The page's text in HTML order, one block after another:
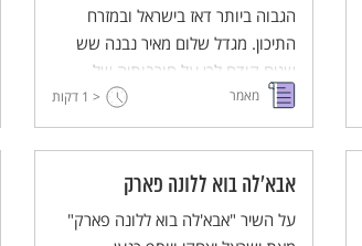
הגבוה ביותר דאז בישראל ובמזרח
התיכון. מגדל שלום מאיר נבנה שש
שנים קודם לכן על חורבותיה של
הגימנסיה הרצליה. מדוע נבנה מגדל
שלום? למה נקרא כך? איך כל זה קשור
למועצה לשימור אתרים?
ומתי מגדל שלום איבד את הבכורה
בתור המגדל הגבוה ביותר במדינה?
מאמר < 1 דקות
אבא'לה בוא ללונה פארק
על השיר "אבא'לה בוא ללונה פארק"